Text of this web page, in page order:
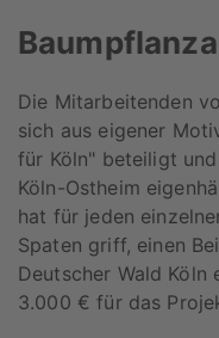
Die Mitarbeitenden
sich aus eigener
für Köln" beteiligt
Köln-Ostheim
hat für jeden
Spaten griff, einen
Deutscher Wald Köln
3.000 € für das